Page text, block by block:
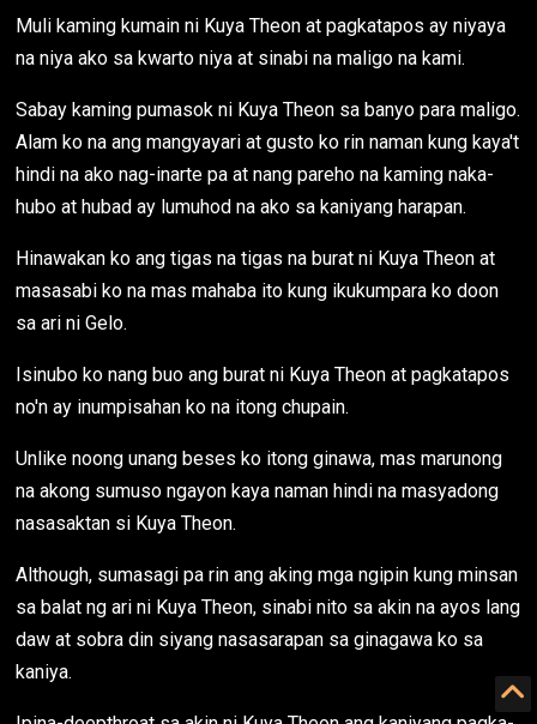
Muli kaming kumain ni Kuya Theon at pagkatapos ay niyaya
na niya ako sa kwarto niya at sinabi na maligo na kami.
Sabay kaming pumasok ni Kuya Theon sa banyo para maligo.
Alam ko na ang mangyayari at gusto ko rin naman kung kaya't
hindi na ako nag-inarte pa at nang pareho na kaming naka-
hubo at hubad ay lumuhod na ako sa kaniyang harapan.
Hinawakan ko ang tigas na tigas na burat ni Kuya Theon at
masasabi ko na mas mahaba ito kung ikukumpara ko doon
sa ari ni Gelo.
Isinubo ko nang buo ang burat ni Kuya Theon at pagkatapos
no'n ay inumpisahan ko na itong chupain.
Unlike noong unang beses ko itong ginawa, mas marunong
na akong sumuso ngayon kaya naman hindi na masyadong
nasasaktan si Kuya Theon.
Although, sumasagi pa rin ang aking mga ngipin kung minsan
sa balat ng ari ni Kuya Theon, sinabi nito sa akin na ayos lang
daw at sobra din siyang nasasarapan sa ginagawa ko sa
kaniya.